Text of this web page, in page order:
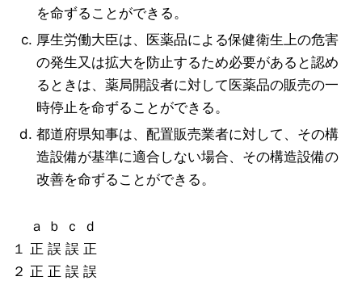
を命ずることができる。
厚生労働大臣は、医薬品による保健衛生上の危害
の発生又は拡大を防止するため必要があると認め
るときは、薬局開設者に対して医薬品の販売の一
時停止を命ずることができる。
都道府県知事は、配置販売業者に対して、その構
造設備が基準に適合しない場合、その構造設備の
改善を命ずることができる。
ａ ｂ ｃ ｄ
１ 正 誤 誤 正
２ 正 正 誤 誤